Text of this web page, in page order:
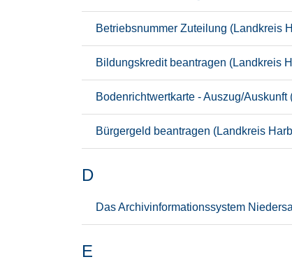
Betriebsnummer Zuteilung (Landkreis
Bildungskredit beantragen (Landkreis
Bodenrichtwertkarte - Auszug/
Bürgergeld beantragen (Landkreis
D
Das Archivinformationssystem
E